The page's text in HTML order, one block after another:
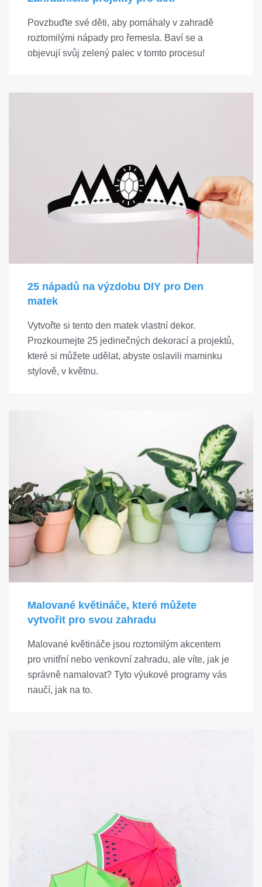
Povzbuďte své děti, aby pomáhaly v zahradě
roztomilými nápady pro řemesla. Baví se a
objevují svůj zelený palec v tomto procesu!
25 nápadů na výzdobu DIY pro Den
matek
Vytvořte si tento den matek vlastní dekor.
Prozkoumejte 25 jedinečných dekorací a projektů,
které si můžete udělat, abyste oslavili maminku
stylově, v květnu.
Malované květináče, které můžete
vytvořit pro svou zahradu
Malované květináče jsou roztomilým akcentem
pro vnitřní nebo venkovní zahradu, ale víte, jak je
správně namalovat? Tyto výukové programy vás
naučí, jak na to.